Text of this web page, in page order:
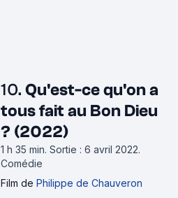
10. Qu'est-ce qu'on a
tous fait au Bon Dieu
? (2022)
1 h 35 min. Sortie : 6 avril 2022.
Comédie
Film de Philippe de Chauveron